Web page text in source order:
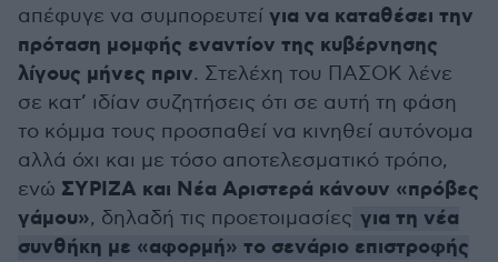
απέφυγε να συμπορευτεί για να καταθέσει την
πρόταση μομφής εναντίον της κυβέρνησης
λίγους μήνες πριν. Στελέχη του ΠΑΣΟΚ λένε
σε κατ’ ιδίαν συζητήσεις ότι σε αυτή τη φάση
το κόμμα τους προσπαθεί να κινηθεί αυτόνομα
αλλά όχι και με τόσο αποτελεσματικό τρόπο,
ενώ ΣΥΡΙΖΑ και Νέα Αριστερά κάνουν «πρόβες
γάμου», δηλαδή τις προετοιμασίες για τη νέα
συνθήκη με «αφορμή» το σενάριο επιστροφής